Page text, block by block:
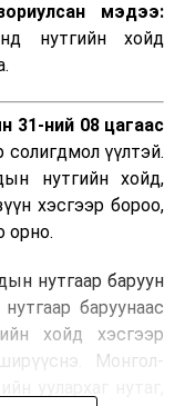
мэдээ:
нутгийн хойд
31-ний 08 цагаас
солигдмол үүлтэй.
нутгийн хойд,
хэсгээр бороо,
орно.
нутгаар баруун
баруунаас
хойд хэсгээр
Монгол-